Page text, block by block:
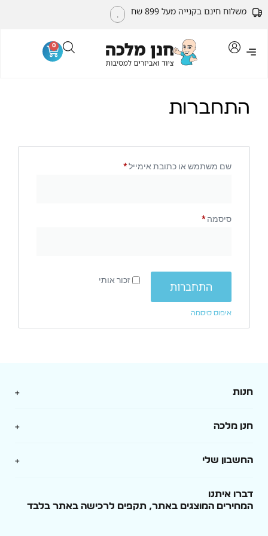
משלוח חינם בקנייה מעל 899 שח .
0
התחברות
שם משתמש או כתובת אימייל*
סיסמה*
זכור אותי התחברות
איפוס סיסמה
חנות
מארזים
סובלימציה
חנן מלכה
אודות
מדיניות משלוחים והחזרות
החשבון שלי
התחברות / הרשמה
דברו איתנו
המחירים המוצגים באתר, תקפים לרכישה באתר בלבד